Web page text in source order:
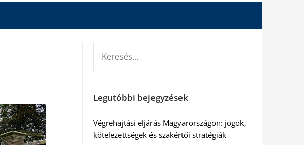
Legutóbbi bejegyzések
Végrehajtási eljárás Magyarországon: jogok,
kötelezettségek és szakértői stratégiák